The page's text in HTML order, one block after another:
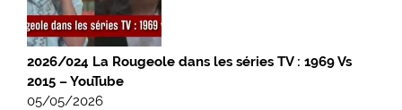
2026/024 La Rougeole dans les séries TV : 1969 Vs
2015 – YouTube
05/05/2026